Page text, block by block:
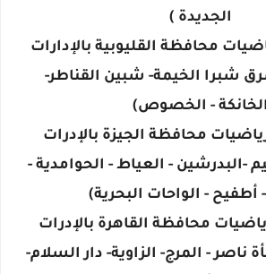
الجديدة )
محافظة القليوبية بالإدارات
شبرا الخيمة- شبين القناطر-
الخانكة - الخصوص)
محافظة الجيزة بالإدرات
-البدرشين - العياط - الحوامدية -
- الواحات البحرية)
محافظة القاهرة بالإدرات
ناصر - المرج- الزاوية- دار السلام-